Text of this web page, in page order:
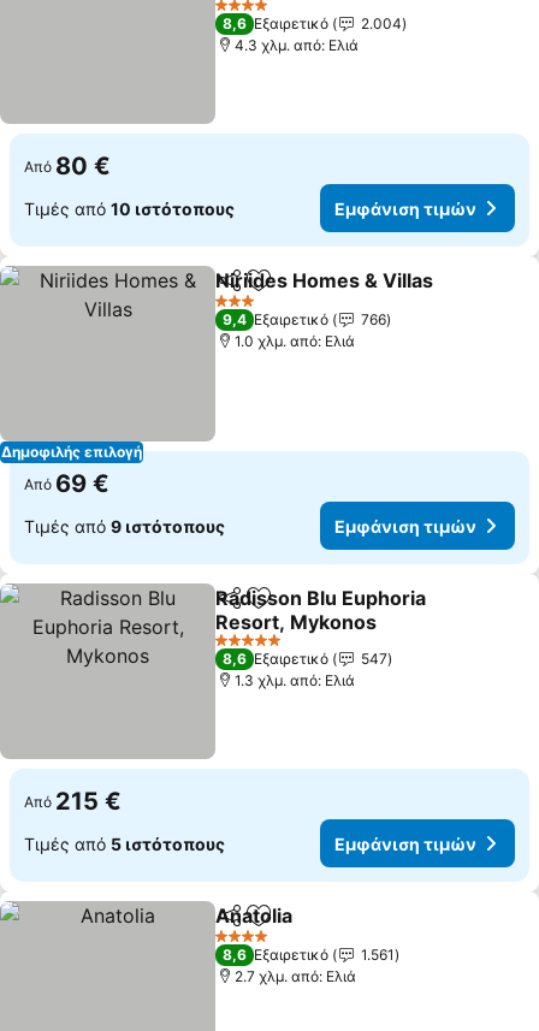
4 Αστέρια
8,6 Εξαιρετικό
2.004
4.3 χλμ. από: Ελιά
Από 80 €
Τιμές από 10 ιστότοπους Εμφάνιση τιμών
Δημοφιλής επιλογή
Κοινοποίηση
Προσθήκη στα αγαπημένα
Niriides Homes & Villas
3 Αστέρια
9,4 Εξαιρετικό
766
1.0 χλμ. από: Ελιά
Από 69 €
Τιμές από 9 ιστότοπους Εμφάνιση τιμών
Κοινοποίηση
Προσθήκη στα αγαπημένα
Radisson Blu Euphoria
Resort, Mykonos
5 Αστέρια
8,6 Εξαιρετικό
547
1.3 χλμ. από: Ελιά
Από 215 €
Τιμές από 5 ιστότοπους Εμφάνιση τιμών
Κοινοποίηση
Προσθήκη στα αγαπημένα
Anatolia
4 Αστέρια
8,6 Εξαιρετικό
1.561
2.7 χλμ. από: Ελιά